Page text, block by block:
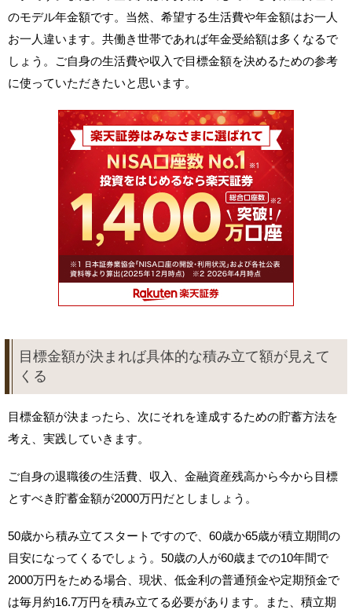
のモデル年金額です。当然、希望する生活費や年金額はお一人
お一人違います。共働き世帯であれば年金受給額は多くなるで
しょう。ご自身の生活費や収入で目標金額を決めるための参考
に使っていただきたいと思います。
目標金額が決まれば具体的な積み立て額が見えて
くる
目標金額が決まったら、次にそれを達成するための貯蓄方法を
考え、実践していきます。
ご自身の退職後の生活費、収入、金融資産残高から今から目標
とすべき貯蓄金額が2000万円だとしましょう。
50歳から積み立てスタートですので、60歳か65歳が積立期間の
目安になってくるでしょう。50歳の人が60歳までの10年間で
2000万円をためる場合、現状、低金利の普通預金や定期預金で
は毎月約16.7万円を積み立てる必要があります。また、積立期